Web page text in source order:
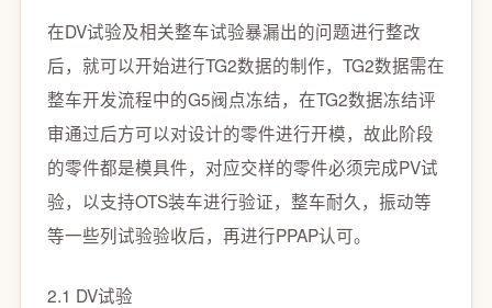
在DV试验及相关整车试验暴漏出的问题进行整改
后，就可以开始进行TG2数据的制作，TG2数据需在
整车开发流程中的G5阀点冻结，在TG2数据冻结评
审通过后方可以对设计的零件进行开模，故此阶段
的零件都是模具件，对应交样的零件必须完成PV试
验，以支持OTS装车进行验证，整车耐久，振动等
等一些列试验验收后，再进行PPAP认可。
2.1 DV试验